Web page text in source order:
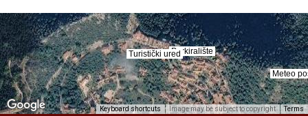
Meteo
Turistički uredParkiralište
Meteo
Turistički uredParkiralište
Keyboard shortcuts Image may be subject to copyright Terms